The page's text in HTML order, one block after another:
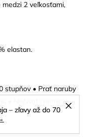
– zľavy až do 70
2 veľkosťami,
elastan.
stupňov • Prať naruby
• Nečistiť chemicky •